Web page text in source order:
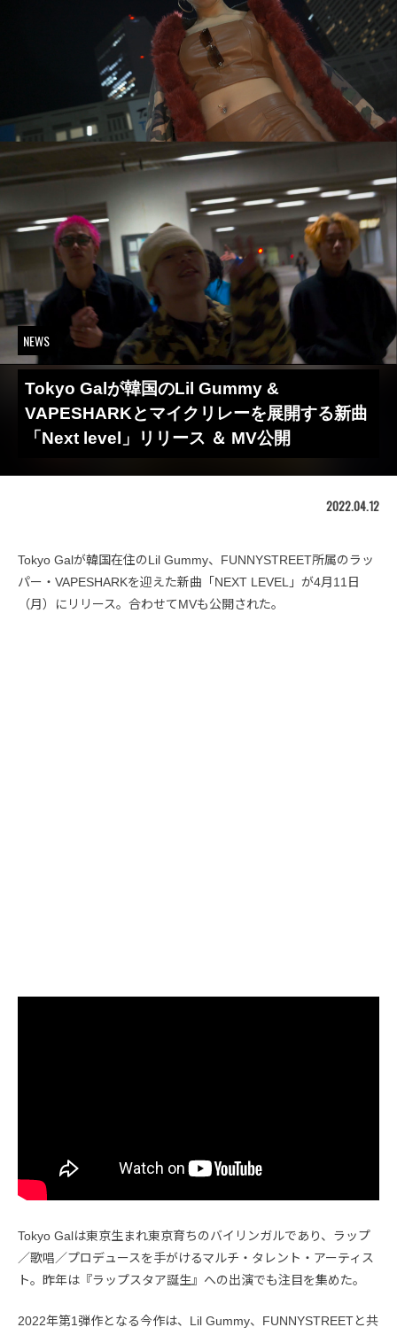
NEWS
Tokyo Galが韓国のLil Gummy &
VAPESHARKとマイクリレーを展開する新曲
「Next level」リリース ＆ MV公開
2022.04.12
Tokyo Galが韓国在住のLil Gummy、FUNNYSTREET所属のラッ
パー・VAPESHARKを迎えた新曲「NEXT LEVEL」が4月11日
（月）にリリース。合わせてMVも公開された。
Tokyo Galは東京生まれ東京育ちのバイリンガルであり、ラップ
／歌唱／プロデュースを手がけるマルチ・タレント・アーティス
ト。昨年は『ラップスタア誕生』への出演でも注目を集めた。
2022年第1弾作となる今作は、Lil Gummy、FUNNYSTREETと共